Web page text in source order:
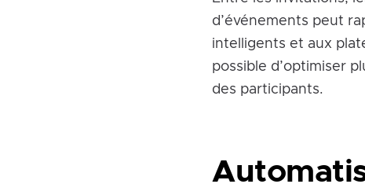
d’événements peut
intelligents et aux
possible d’optimiser
des participants.